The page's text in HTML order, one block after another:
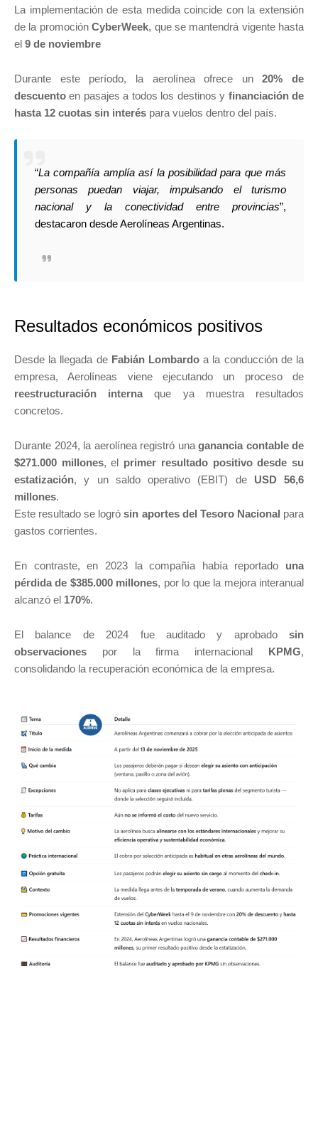
La implementación de esta medida coincide con la extensión
de la promociónCyberWeek, que se mantendrá vigente hasta
el 9 de noviembre
Durante este período, la aerolínea ofrece un20% de
descuento en pasajes a todos los destinos y financiación de
hasta 12 cuotas sin interés para vuelos dentro del país.
“La compañía amplía así la posibilidad para que más
personas puedan viajar, impulsando el turismo
nacional y la conectividad entre provincias”,
destacaron desde Aerolíneas Argentinas.
Resultados económicos positivos
Desde la llegada de Fabián Lombardo a la conducción de la
empresa, Aerolíneas viene ejecutando un proceso de
reestructuración interna que ya muestra resultados
concretos.
Durante 2024, la aerolínea registró una ganancia contable de
$271.000 millones, el primer resultado positivo desde su
estatización, y un saldo operativo (EBIT) de USD 56,6
millones.
Este resultado se logrósin aportes del Tesoro Nacional para
gastos corrientes.
En contraste, en 2023 la compañía había reportado una
pérdida de $385.000 millones, por lo que la mejora interanual
alcanzó el 170%.
El balance de 2024 fue auditado y aprobado sin
observaciones por la firma internacional KPMG,
consolidando la recuperación económica de la empresa.